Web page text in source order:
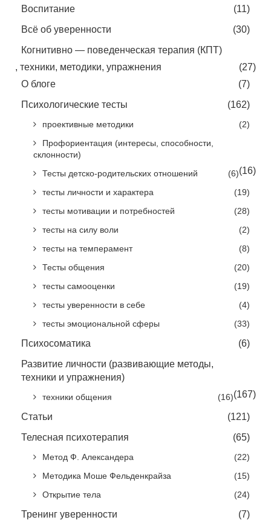
Воспитание
(11)
Всё об уверенности
(30)
Когнитивно — поведенческая терапия (КПТ)
, техники, методики, упражнения
(27)
О блоге
(7)
Психологические тесты
(162)
проективные методики
(2)
Профориентация (интересы, способности,
склонности)
(16)
Тесты детско-родительских отношений
(6)
тесты личности и характера
(19)
тесты мотивации и потребностей
(28)
тесты на силу воли
(2)
тесты на темперамент
(8)
Тесты общения
(20)
тесты самооценки
(19)
тесты уверенности в себе
(4)
тесты эмоциональной сферы
(33)
Психосоматика
(6)
Развитие личности (развивающие методы,
техники и упражнения)
(167)
техники общения (16)
Статьи
(121)
Телесная психотерапия
(65)
Метод Ф. Александера
(22)
Методика Моше Фельденкрайза
(15)
Открытие тела
(24)
Тренинг уверенности (7)